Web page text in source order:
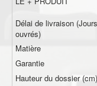
Délai de livraison (Jours
ouvrés)
Matière
Garantie
Hauteur du dossier (cm)